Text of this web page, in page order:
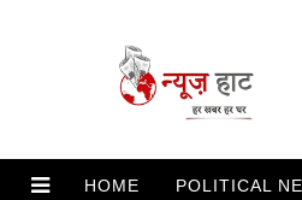
HOME POLITICAL